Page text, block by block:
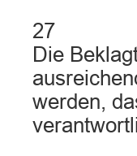
27
Die
werden,